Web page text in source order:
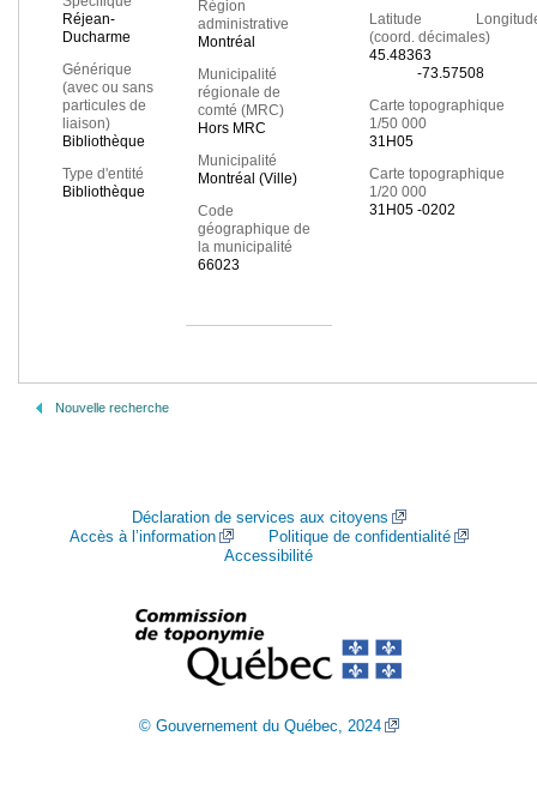
Réjean-
Ducharme
Générique
(avec ou sans
particules de
liaison)
Bibliothèque
Type d'entité
Bibliothèque
Région
administrative
Montréal
Municipalité
régionale de
comté (MRC)
Hors MRC
Municipalité
Montréal (Ville)
Code
géographique de
la municipalité
66023
Latitude
(coord. décimales)
45.48363
-73.57508
Carte topographique
1/50 000
31H05
Carte topographique
1/20 000
31H05 -0202
Nouvelle recherche
Déclaration de services aux citoyens
Accès à l’information
Politique de confidentialité
Accessibilité
© Gouvernement du Québec, 2024